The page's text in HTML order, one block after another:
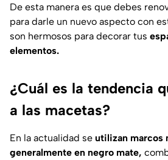
De esta manera es que debes
para darle un nuevo aspecto con
son hermosos para decorar tus
elementos.
¿Cuál es la tendencia
a las macetas?
En la actualidad se utilizan marcos
generalmente en negro mate,